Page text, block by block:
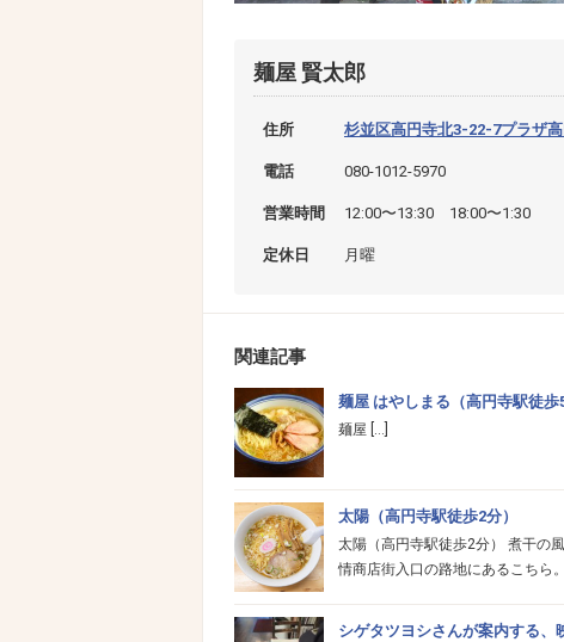
麺屋 賢太郎
住所 杉並区高円寺北3-22-7プラザ
電話 080-1012-5970
営業時間 12:00〜13:30 18:00〜1:30
定休日 月曜
関連記事
麺屋 はやしまる（高円寺駅徒歩5
麺屋 […]
太陽（高円寺駅徒歩2分）
太陽（高円寺駅徒歩2分） 煮干の
情商店街入口の路地にあるこちら
シゲタツヨシさんが案内する、